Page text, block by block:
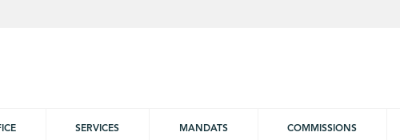
SERVICES MANDATS COMMISSIONS